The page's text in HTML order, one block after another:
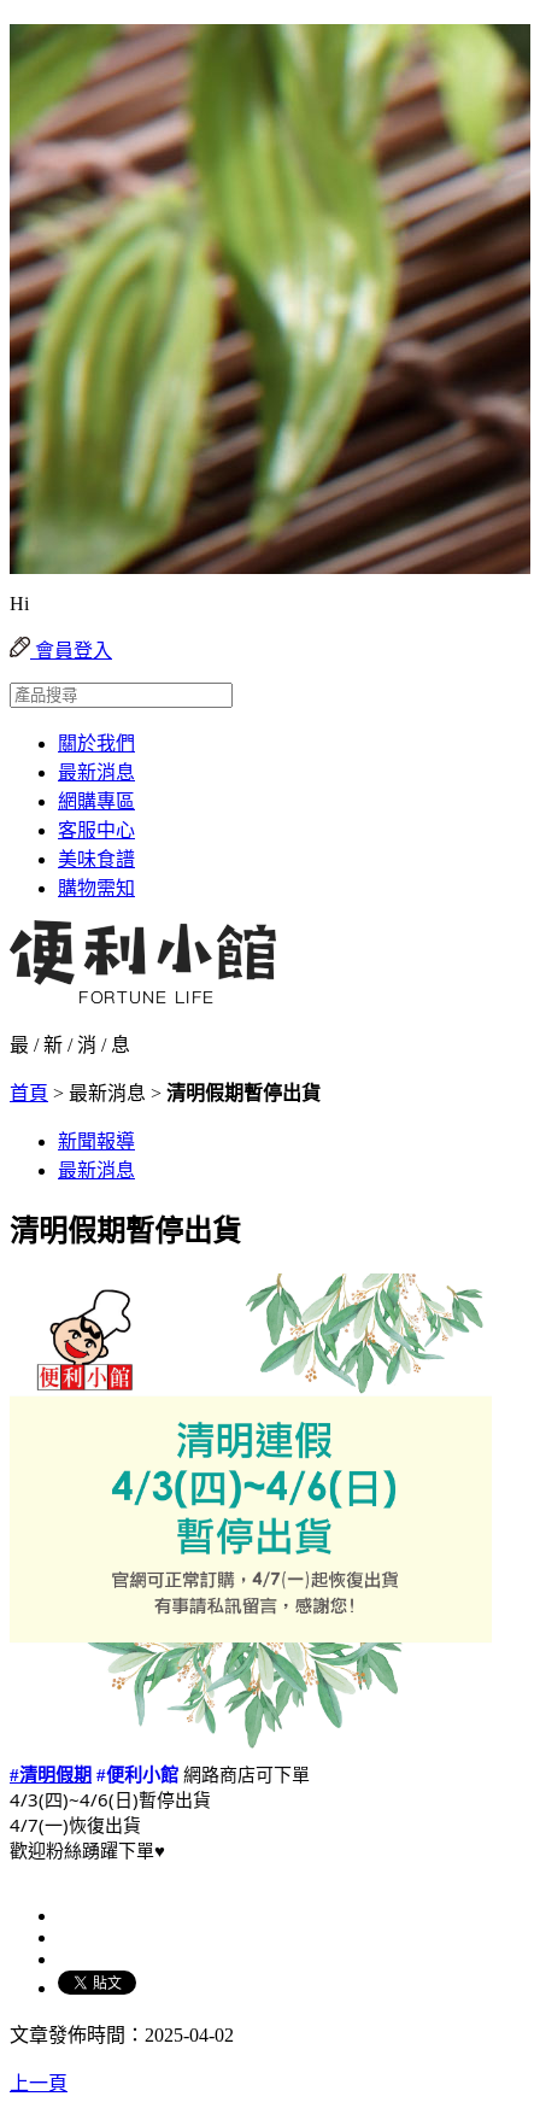
Hi
會員登入
關於我們
最新消息
網購專區
客服中心
美味食譜
購物需知
最 / 新 / 消 / 息
首頁 > 最新消息 > 清明假期暫停出貨
新聞報導
最新消息
清明假期暫停出貨
#清明假期 #便利小館 網路商店可下單
4/3(四)~4/6(日)暫停出貨
4/7(一)恢復出貨
歡迎粉絲踴躍下單♥
文章發佈時間：2025-04-02
上一頁